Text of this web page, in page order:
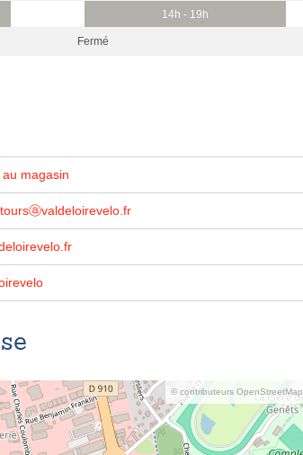
14h - 19h
Fermé
magasin
© contributeurs OpenStreetMap